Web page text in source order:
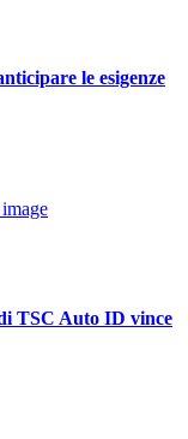
le esigenze
TSC Auto ID vince